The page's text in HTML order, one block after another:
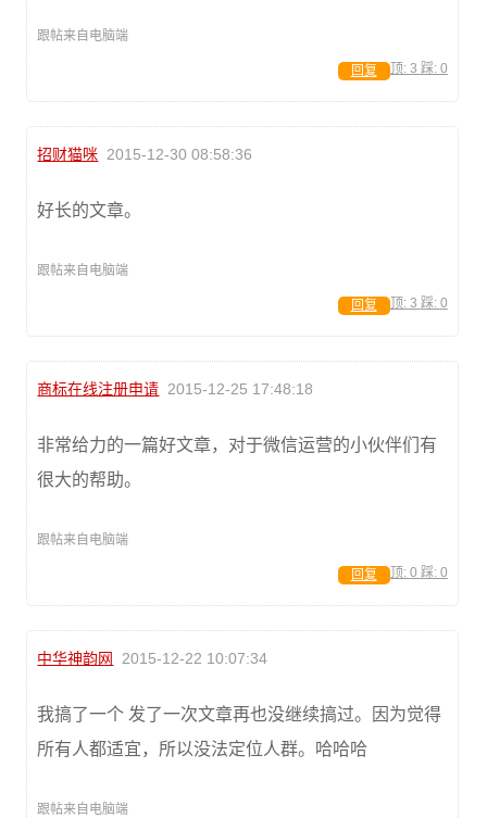
跟帖来自电脑端
顶: 3 踩: 0
回复
招财猫咪 2015-12-30 08:58:36
好长的文章。
跟帖来自电脑端
顶: 3 踩: 0
回复
商标在线注册申请 2015-12-25 17:48:18
非常给力的一篇好文章，对于微信运营的小伙伴们有
很大的帮助。
跟帖来自电脑端
顶: 0 踩: 0
回复
中华神韵网 2015-12-22 10:07:34
我搞了一个 发了一次文章再也没继续搞过。因为觉得
所有人都适宜，所以没法定位人群。哈哈哈
跟帖来自电脑端